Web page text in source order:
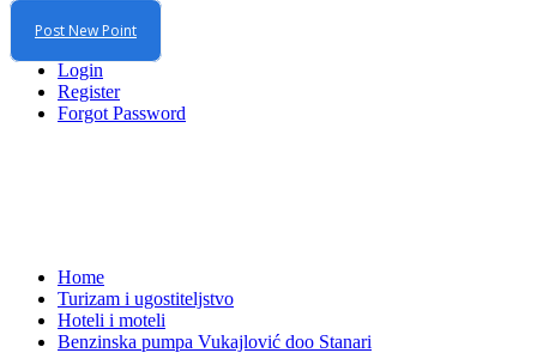
Post New Point
Login
Register
Forgot Password
Home
Turizam i ugostiteljstvo
Hoteli i moteli
Benzinska pumpa Vukajlović doo Stanari